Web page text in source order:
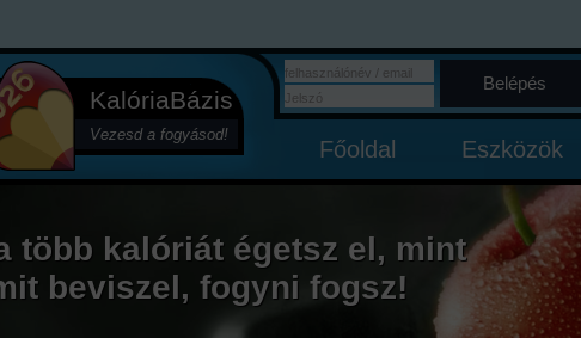
KalóriaBázis
Vezesd a fogyásod!
Belépés
Főoldal Eszközök
több kalóriát égetsz el, mint
beviszel, fogyni fogsz!